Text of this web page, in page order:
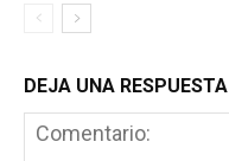
DEJA UNA RESPUESTA